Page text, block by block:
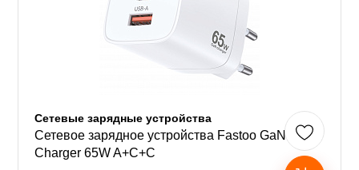
Сетевые зарядные устройства
Сетевое зарядное устройства Fastoo GaN
Charger 65W A+C+C